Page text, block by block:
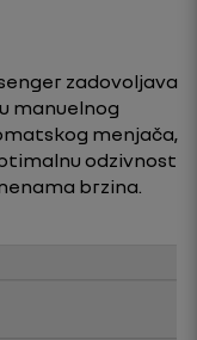
zadovoljava
manuelnog
menjača,
odzivnost
brzina.